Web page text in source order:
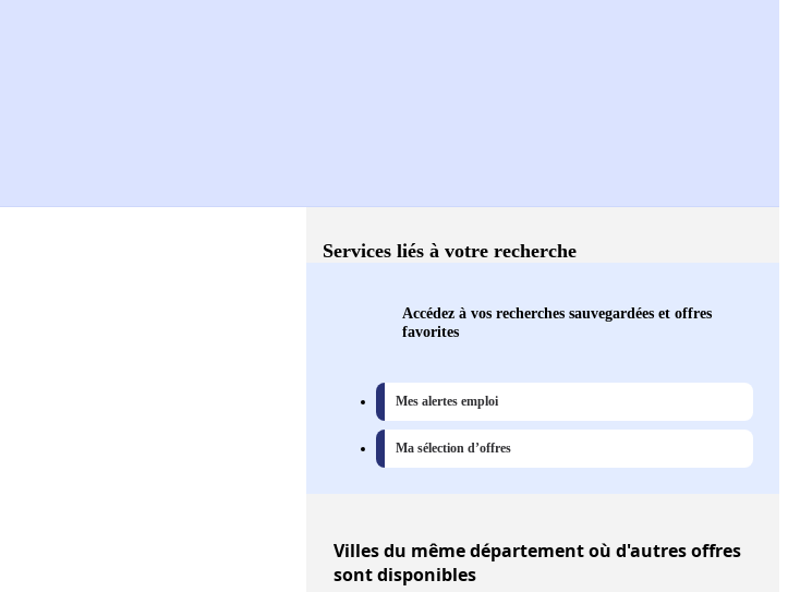
Services liés à votre recherche
Accédez à vos recherches sauvegardées et offres
favorites
Mes alertes emploi
Ma sélection d’offres
Villesdu même département où d'autres offres
sont disponibles